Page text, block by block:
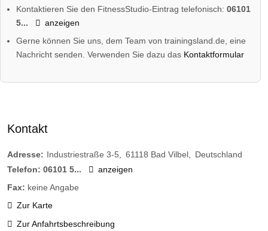
Kontaktieren Sie den FitnessStudio-Eintrag telefonisch:06101
5...
anzeigen
Gerne können Sie uns, dem Team von trainingsland.de, eine
Nachricht senden. Verwenden Sie dazu das Kontaktformular
Kontakt
Adresse: Industriestraße 3-5 61118 Bad Vilbel
Deutschland
Telefon: 06101 5...
anzeigen
Fax: keine Angabe
Zur Karte
Zur Anfahrtsbeschreibung